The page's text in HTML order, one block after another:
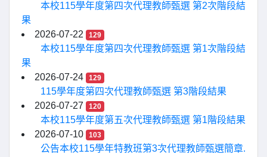
本校115學年度第四次代理教師甄選 第2次階段結
果
2026-07-22
129
本校115學年度第四次代理教師甄選 第1次階段結
果
2026-07-24
129
115學年度第四次代理教師甄選 第3階段結果
2026-07-27
120
本校115學年度第五次代理教師甄選 第1階段結果
2026-07-10
103
公告本校115學年特教班第3次代理教師甄選簡章.